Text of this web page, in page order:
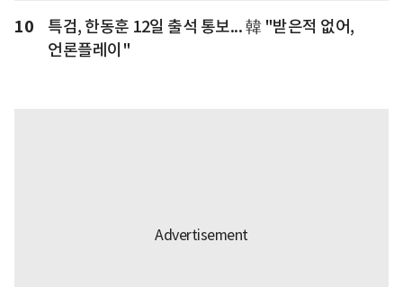
10
특검, 한동훈 12일 출석 통보... 韓 "받은적 없어,
언론플레이"